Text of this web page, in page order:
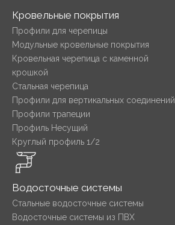
Кровельные покрытия
Профили для черепицы
Модульные кровельные покрытия
Кровельная черепица с каменной
крошкой
Стальная черепица
Профили для вертикальных соединений
Профили трапеции
Профиль Несущий
Круглый профиль 1/2
Водосточные системы
Стальные водосточные системы
Водосточные системы из ПВХ